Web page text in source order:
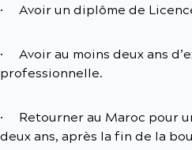
· Avoir un diplôme de
· Avoir au moins deux ans
professionnelle.
· Retourner au Maroc pour
deux ans, après la fin de la